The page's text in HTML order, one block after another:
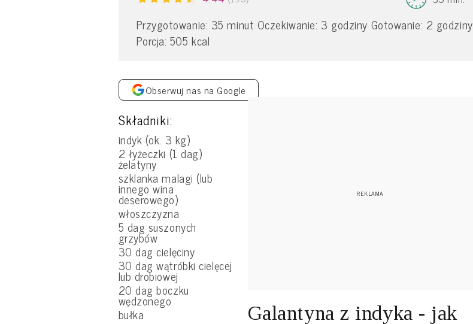
Przygotowanie: 35 minut Oczekiwanie: 3 godziny Gotowanie: 2 godziny
Porcja: 505 kcal
Obserwuj nas na Google
Składniki:
indyk (ok. 3 kg)
2 łyżeczki (1 dag)
żelatyny
szklanka malagi (lub
innego wina
deserowego)
włoszczyzna
5 dag suszonych
grzybów
30 dag cielęciny
30 dag wątróbki cielęcej
lub drobiowej
20 dag boczku
wędzonego
bułka
Galantyna z indyka - jak